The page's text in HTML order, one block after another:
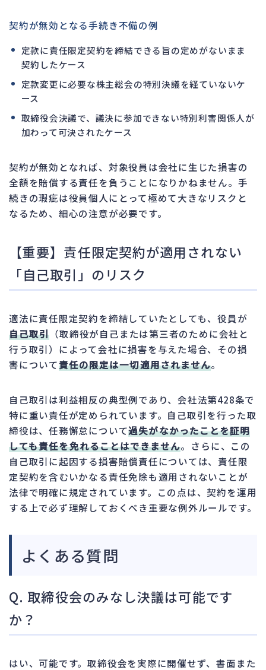
契約が無効となる手続き不備の例
定款に責任限定契約を締結できる旨の定めがないまま
契約したケース
定款変更に必要な株主総会の特別決議を経ていないケ
ース
取締役会決議で、議決に参加できない特別利害関係人が
加わって可決されたケース
契約が無効となれば、対象役員は会社に生じた損害の
全額を賠償する責任を負うことになりかねません。手
続きの瑕疵は役員個人にとって極めて大きなリスクと
なるため、細心の注意が必要です。
【重要】責任限定契約が適用されない
「自己取引」のリスク
適法に責任限定契約を締結していたとしても、役員が
自己取引 （取締役が自己または第三者のために会社と
行う取引）によって会社に損害を与えた場合、その損
害について責任の限定は一切適用されません。
自己取引は利益相反の典型例であり、会社法第428条で
特に重い責任が定められています。自己取引を行った取
締役は、任務懈怠について過失がなかったことを証明
しても責任を免れることはできません。さらに、この
自己取引に起因する損害賠償責任については、責任限
定契約を含むいかなる責任免除も適用されないことが
法律で明確に規定されています。この点は、契約を運用
する上で必ず理解しておくべき重要な例外ルールです。
よくある質問
Q. 取締役会のみなし決議は可能です
か？
はい、可能です。取締役会を実際に開催せず、書面また